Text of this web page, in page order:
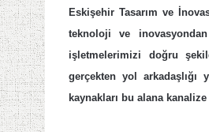
Eskişehir Tasarım ve
teknoloji ve
işletmelerimizi doğru
gerçekten yol arkadaşlığı
kaynakları bu alana